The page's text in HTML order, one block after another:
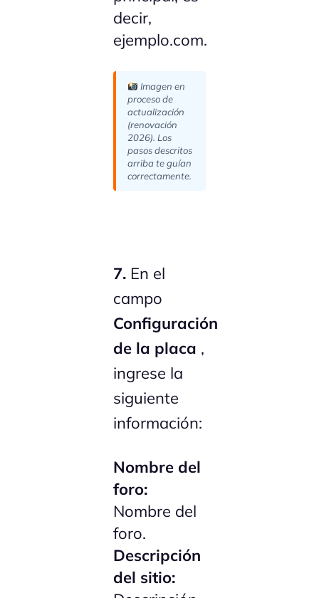
decir,
ejemplo.com.
Imagen en
proceso de
actualización
(renovación
2026). Los
pasos descritos
arriba te guían
correctamente.
7. En el
campo
Configuración
de la placa ,
ingrese la
siguiente
información:
Nombre del
foro:
Nombre del
foro.
Descripción
del sitio: